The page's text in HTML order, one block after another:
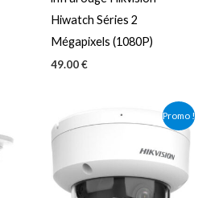
Hiwatch Séries 2
Mégapixels (1080P)
49.00€
Promo !
prix
77.90 €.
prix
est :
65.50 €.